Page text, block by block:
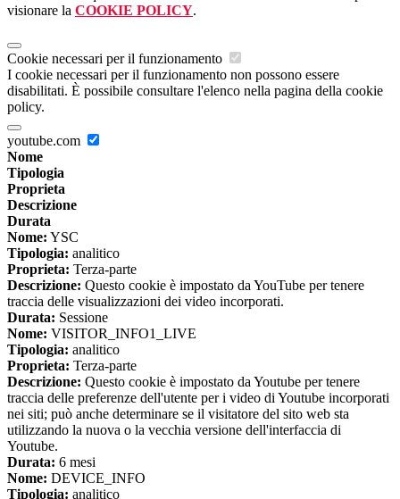
visionare la COOKIE POLICY.
Cookie necessari per il funzionamento
I cookie necessari per il funzionamento non possono essere
disabilitati. È possibile consultare l'elenco nella pagina della cookie
policy.
youtube.com
Nome
Tipologia
Proprieta
Descrizione
Durata
Nome: YSC
Tipologia: analitico
Proprieta: Terza-parte
Descrizione: Questo cookie è impostato da YouTube per tenere
traccia delle visualizzazioni dei video incorporati.
Durata: Sessione
Nome: VISITOR_INFO1_LIVE
Tipologia: analitico
Proprieta: Terza-parte
Descrizione: Questo cookie è impostato da Youtube per tenere
traccia delle preferenze dell'utente per i video di Youtube incorporati
nei siti; può anche determinare se il visitatore del sito web sta
utilizzando la nuova o la vecchia versione dell'interfaccia di
Youtube.
Durata: 6 mesi
Nome: DEVICE_INFO
Tipologia: analitico